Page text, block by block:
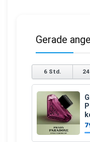
Gerade
6 Std.